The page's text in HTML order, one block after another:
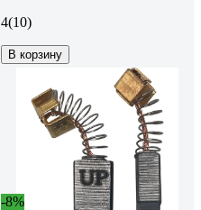
4(10)
В корзину
-8%